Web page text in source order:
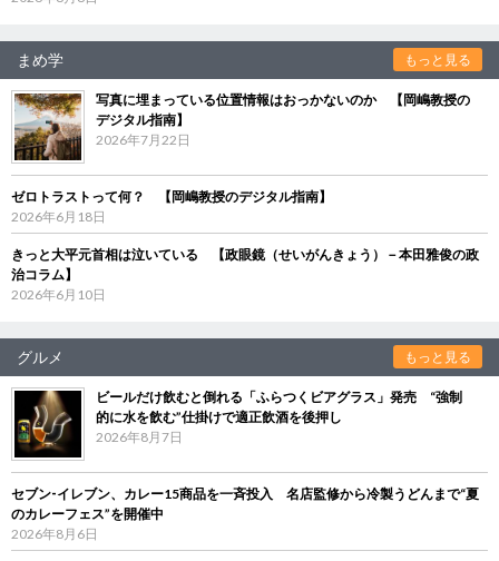
まめ学 もっと見る
写真に埋まっている位置情報はおっかないのか 【岡嶋教授の
デジタル指南】
2026年7月22日
ゼロトラストって何？ 【岡嶋教授のデジタル指南】
2026年6月18日
きっと大平元首相は泣いている 【政眼鏡（せいがんきょう）－本田雅俊の政
治コラム】
2026年6月10日
グルメ もっと見る
ビールだけ飲むと倒れる「ふらつくビアグラス」発売 “強制
的に水を飲む”仕掛けで適正飲酒を後押し
2026年8月7日
セブン‐イレブン、カレー15商品を一斉投入 名店監修から冷製うどんまで“夏
のカレーフェス”を開催中
2026年8月6日